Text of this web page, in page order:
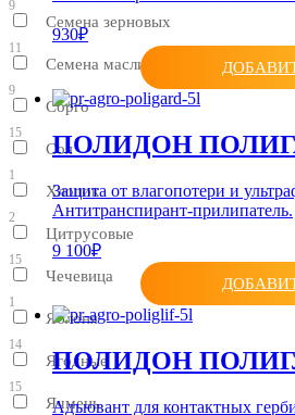
9
Семена зерновых
11
Семена масличных
9
Сорго
15
Соя
1
Хлопок
2
Цитрусовые
15
Чечевица
1
Яблоня
14
Ягодные
15
Ячмень
930₽
ПОЛИДОН
Защита от влагопотери и
Антитранспирант-прилипатель.
9 100₽
ПОЛИДОН
Адъювант для контактных